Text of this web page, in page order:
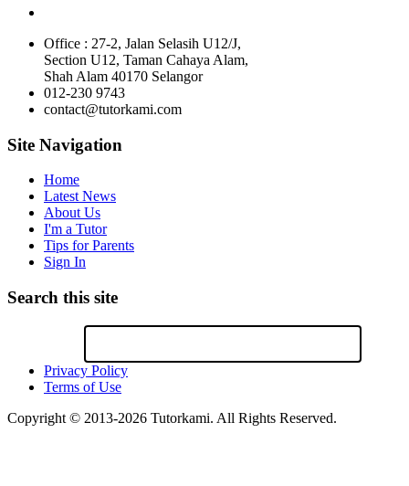
Office : 27-2, Jalan Selasih U12/J,
Section U12, Taman Cahaya Alam,
Shah Alam 40170 Selangor
012-230 9743
contact@tutorkami.com
Site Navigation
Home
Latest News
About Us
I'm a Tutor
Tips for Parents
Sign In
Search this site
Privacy Policy
Terms of Use
Copyright © 2013-2026 Tutorkami. All Rights Reserved.